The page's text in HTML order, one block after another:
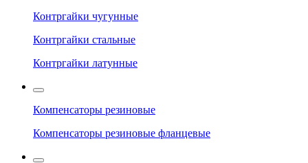
Контргайки чугунные
Контргайки стальные
Контргайки латунные
Компенсаторы резиновые
Компенсаторы резиновые фланцевые